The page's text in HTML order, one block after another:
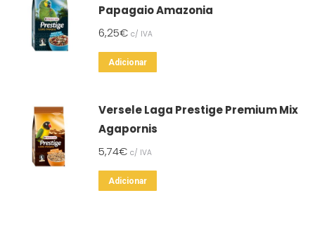
Papagaio Amazonia
6,25€ c/ IVA
Adicionar
Versele Laga Prestige Premium Mix
Agapornis
5,74€ c/ IVA
Adicionar